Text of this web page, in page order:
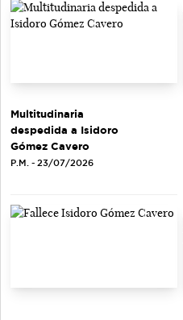
Multitudinaria
despedida a Isidoro
Gómez Cavero
P.M. - 23/07/2026